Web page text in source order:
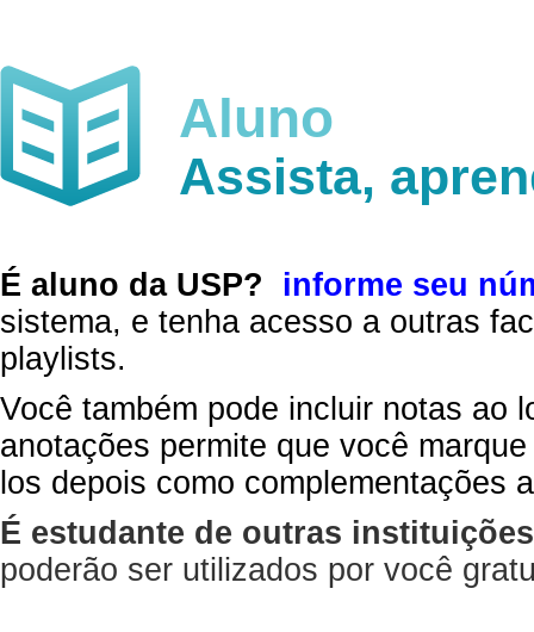
Aluno
Assista,
É aluno da USP?
informe seu
sistema, e tenha acesso a outras
playlists.
Você também pode incluir notas ao
anotações permite que você
los depois como complementações
É estudante de outras
poderão ser utilizados por você